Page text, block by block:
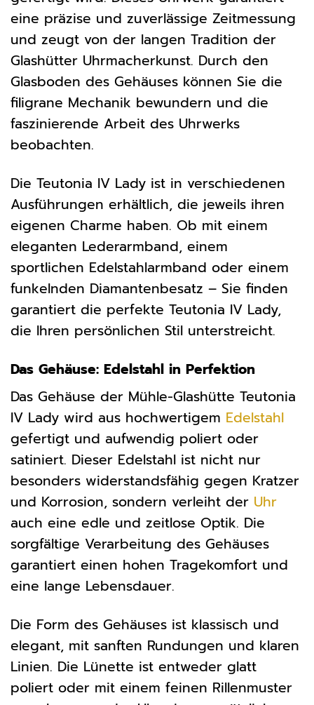
eine präzise und zuverlässige Zeitmessung
und zeugt von der langen Tradition der
Glashütter Uhrmacherkunst. Durch den
Glasboden des Gehäuses können Sie die
filigrane Mechanik bewundern und die
faszinierende Arbeit des Uhrwerks
beobachten.
Die Teutonia IV Lady ist in verschiedenen
Ausführungen erhältlich, die jeweils ihren
eigenen Charme haben. Ob mit einem
eleganten Lederarmband, einem
sportlichen Edelstahlarmband oder einem
funkelnden Diamantenbesatz – Sie finden
garantiert die perfekte Teutonia IV Lady,
die Ihren persönlichen Stil unterstreicht.
Das Gehäuse: Edelstahl in Perfektion
Das Gehäuse der Mühle-Glashütte Teutonia
IV Lady wird aus hochwertigem Edelstahl
gefertigt und aufwendig poliert oder
satiniert. Dieser Edelstahl ist nicht nur
besonders widerstandsfähig gegen Kratzer
und Korrosion, sondern verleiht der Uhr
auch eine edle und zeitlose Optik. Die
sorgfältige Verarbeitung des Gehäuses
garantiert einen hohen Tragekomfort und
eine lange Lebensdauer.
Die Form des Gehäuses ist klassisch und
elegant, mit sanften Rundungen und klaren
Linien. Die Lünette ist entweder glatt
poliert oder mit einem feinen Rillenmuster